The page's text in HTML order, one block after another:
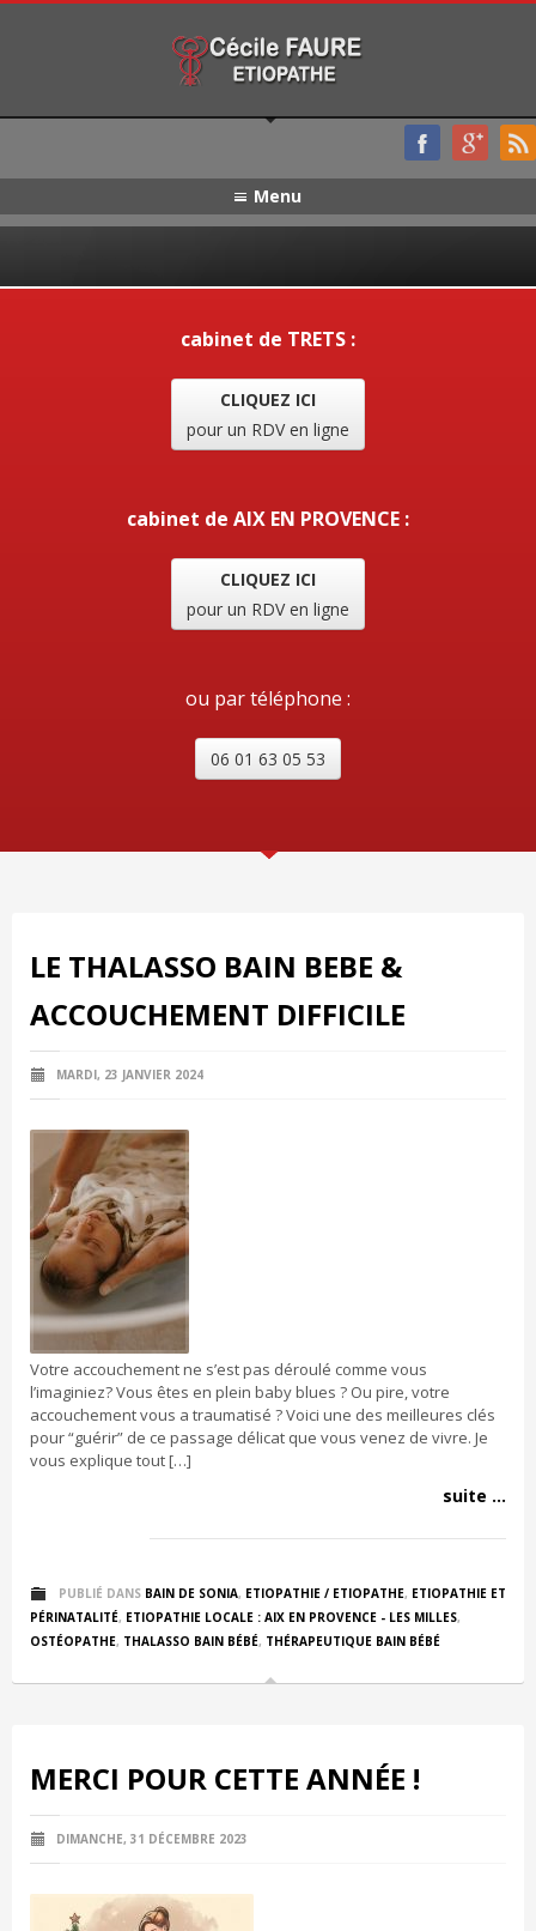
Menu
cabinet de TRETS :
CLIQUEZ ICI
pour un RDV en ligne
cabinet de AIX EN PROVENCE :
CLIQUEZ ICI
pour un RDV en ligne
ou par téléphone :
06 01 63 05 53
LE THALASSO BAIN BEBE &
ACCOUCHEMENT DIFFICILE
MARDI, 23 JANVIER 2024
Votre accouchement ne s’est pas déroulé comme vous
l’imaginiez? Vous êtes en plein baby blues ? Ou pire, votre
accouchement vous a traumatisé ? Voici une des meilleures clés
pour “guérir” de ce passage délicat que vous venez de vivre. Je
vous explique tout […]
suite ...
PUBLIÉ DANS BAIN DE SONIA, ETIOPATHIE / ETIOPATHE, ETIOPATHIE ET
PÉRINATALITÉ, ETIOPATHIE LOCALE : AIX EN PROVENCE - LES MILLES,
OSTÉOPATHE, THALASSO BAIN BÉBÉ, THÉRAPEUTIQUE BAIN BÉBÉ
MERCI POUR CETTE ANNÉE !
DIMANCHE, 31 DÉCEMBRE 2023